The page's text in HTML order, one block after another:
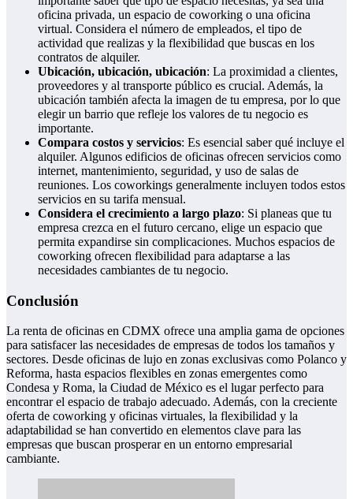
oficina privada, un espacio de coworking o una oficina
virtual. Considera el número de empleados, el tipo de
actividad que realizas y la flexibilidad que buscas en los
contratos de alquiler.
Ubicación, ubicación, ubicación: La proximidad a clientes,
proveedores y al transporte público es crucial. Además, la
ubicación también afecta la imagen de tu empresa, por lo que
elegir un barrio que refleje los valores de tu negocio es
importante.
Compara costos y servicios: Es esencial saber qué incluye el
alquiler. Algunos edificios de oficinas ofrecen servicios como
internet, mantenimiento, seguridad, y uso de salas de
reuniones. Los coworkings generalmente incluyen todos estos
servicios en su tarifa mensual.
Considera el crecimiento a largo plazo: Si planeas que tu
empresa crezca en el futuro cercano, elige un espacio que
permita expandirse sin complicaciones. Muchos espacios de
coworking ofrecen flexibilidad para adaptarse a las
necesidades cambiantes de tu negocio.
Conclusión
La renta de oficinas en CDMX ofrece una amplia gama de opciones
para satisfacer las necesidades de empresas de todos los tamaños y
sectores. Desde oficinas de lujo en zonas exclusivas como Polanco y
Reforma, hasta espacios flexibles en zonas emergentes como
Condesa y Roma, la Ciudad de México es el lugar perfecto para
encontrar el espacio de trabajo adecuado. Además, con la creciente
oferta de coworking y oficinas virtuales, la flexibilidad y la
adaptabilidad se han convertido en elementos clave para las
empresas que buscan prosperar en un entorno empresarial
cambiante.